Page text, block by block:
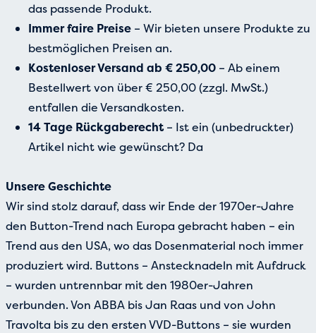
das passende Produkt.
Immer faire Preise – Wir bieten unsere Produkte zu
bestmöglichen Preisen an.
Kostenloser Versand ab € 250,00 – Ab einem
Bestellwert von über € 250,00 (zzgl. MwSt.)
entfallen die Versandkosten.
14 Tage Rückgaberecht– Ist ein (unbedruckter)
Artikel nicht wie gewünscht? Da
Unsere Geschichte
Wir sind stolz darauf, dass wir Ende der 1970er-Jahre
den Button-Trend nach Europa gebracht haben – ein
Trend aus den USA, wo das Dosenmaterial noch immer
produziert wird. Buttons – Anstecknadeln mit Aufdruck
– wurden untrennbar mit den 1980er-Jahren
verbunden. Von ABBA bis Jan Raas und von John
Travolta bis zu den ersten VVD-Buttons – sie wurden